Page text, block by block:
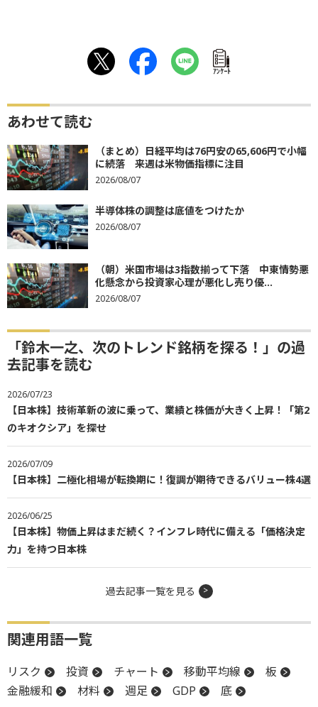
ｱﾝｹｰﾄ
あわせて読む
（まとめ）日経平均は76円安の65,606円で小幅
に続落 来週は米物価指標に注目
2026/08/07
半導体株の調整は底値をつけたか
2026/08/07
（朝）米国市場は3指数揃って下落 中東情勢悪
化懸念から投資家心理が悪化し売り優...
2026/08/07
「鈴木一之、次のトレンド銘柄を探る！」の過
去記事を読む
2026/07/23
【日本株】技術革新の波に乗って、業績と株価が大きく上昇！「第2
のキオクシア」を探せ
2026/07/09
【日本株】二極化相場が転換期に！復調が期待できるバリュー株4選
2026/06/25
【日本株】物価上昇はまだ続く？インフレ時代に備える「価格決定
力」を持つ日本株
過去記事一覧を見る
関連用語一覧
リスク 投資 チャート 移動平均線
板
金融緩和
材料 週足 GDP 底